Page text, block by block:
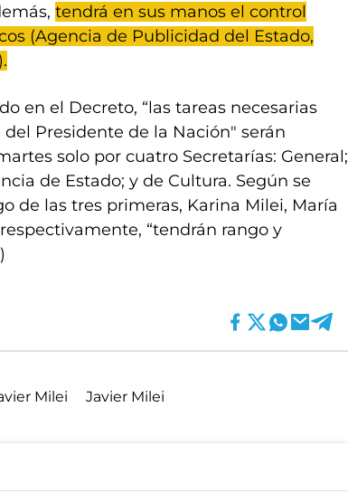
tendrá en sus manos el control
(Agencia de Publicidad del Estado,
en el Decreto, “las tareas necesarias
Presidente de la Nación" serán
solo por cuatro Secretarías: General;
de Estado; y de Cultura. Según se
de las tres primeras, Karina Milei, María
“tendrán rango y
Milei Javier Milei